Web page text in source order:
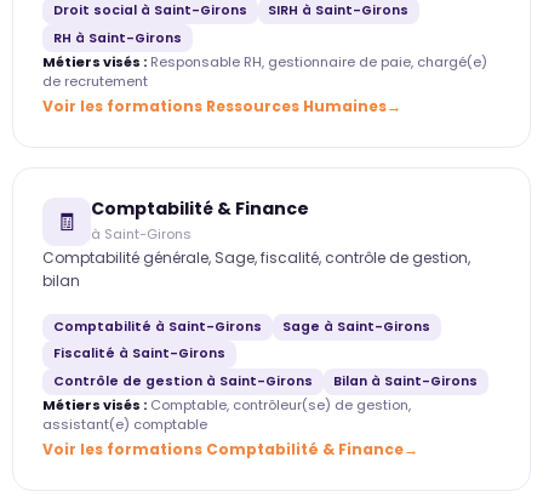
Droit social à Saint-Girons
SIRH à Saint-Girons
RH à Saint-Girons
Métiers visés : Responsable RH, gestionnaire de paie, chargé(e)
de recrutement
Voir les formations Ressources Humaines
🧾 Comptabilité & Finance
à Saint-Girons
Comptabilité générale, Sage, fiscalité, contrôle de gestion,
bilan
Comptabilité à Saint-Girons
Sage à Saint-Girons
Fiscalité à Saint-Girons
Contrôle de gestion à Saint-Girons
Bilan à Saint-Girons
Métiers visés : Comptable, contrôleur(se) de gestion,
assistant(e) comptable
Voir les formations Comptabilité & Finance